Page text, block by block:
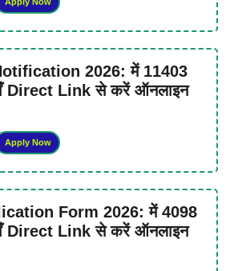
2026: में 11403
Direct Link से करें ऑनलाइन
Apply Now
Form 2026: में 4098
Direct Link से करें ऑनलाइन